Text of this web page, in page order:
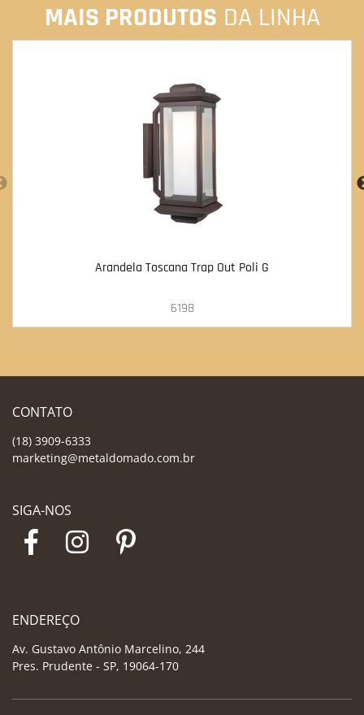
MAIS PRODUTOS DA LINHA
Arandela Toscana Trap Out Poli G
6198
CONTATO
(18) 3909-6333
marketing@metaldomado.com.br
SIGA-NOS
ENDEREÇO
Av. Gustavo Antônio Marcelino, 244
Pres. Prudente - SP, 19064-170